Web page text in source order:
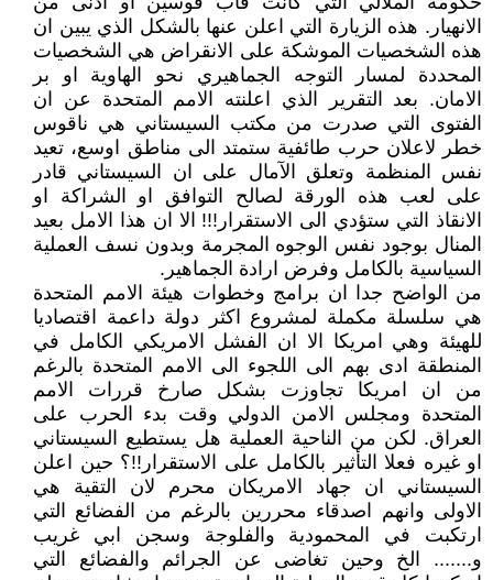
الانهيار. هذه الزيارة التي اعلن عنها بالشكل الذي يبين ان
هذه الشخصيات الموشكة على الانقراض هي الشخصيات
المحددة لمسار التوجه الجماهيري نحو الهاوية او بر
الامان. بعد التقرير الذي اعلنته الامم المتحدة عن ان
الفتوى التي صدرت من مكتب السيستاني هي ناقوس
خطر لاعلان حرب طائفية ستمتد الى مناطق اوسع، تعيد
نفس المنظمة وتعلق الآمال على ان السيستاني قادر
على لعب هذه الورقة لصالح التوافق او الشراكة او
الانقاذ التي ستؤدي الى الاستقرار!!! الا ان هذا الامل بعيد
المنال بوجود نفس الوجوه المجرمة وبدون نسف العملية
السياسية بالكامل وفرض ارادة الجماهير.
من الواضح جدا ان برامج وخطوات هيئة الامم المتحدة
هي سلسلة مكملة لمشروع اكثر دولة داعمة اقتصاديا
للهيئة وهي امريكا الا ان الفشل الامريكي الكامل في
المنطقة ادى بهم الى اللجوء الى الامم المتحدة بالرغم
من ان امريكا تجاوزت بشكل صارخ قررات الامم
المتحدة ومجلس الامن الدولي وقت بدء الحرب على
العراق. لكن من الناحية العملية هل يستطيع السيستاني
او غيره فعلا التأثير بالكامل على الاستقرار!!؟ حين اعلن
السيستاني ان جهاد الامريكان محرم لان التقية هي
الاولى وانهم اصدقاء محررين بالرغم من الفضائع التي
ارتكبت في المحمودية والفلوجة وسجن ابي غريب
و....... الخ وحين تغاضى عن الجرائم والفضائع التي